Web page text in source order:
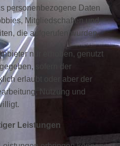
personenbezogene Daten
Mitgliedschaften und
die aufgerufen wurden.
nur erhoben, genutzt
sofern der
erlaubt oder aber der
Nutzung und
Leistungen